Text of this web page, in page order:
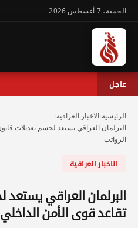
الجمعة، 7 أغسطس 2026
عاجل
الرئيسية الاخبار العراقية
البرلمان العراقي يستعد لحسم تعديلات
الرواتب
الاخبار العراقية
البرلمان العراقي
تقاعد قوى الأمن